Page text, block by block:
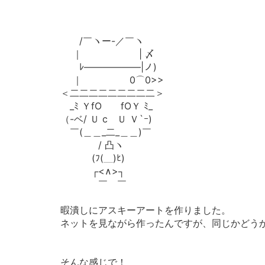
/￣ヽー-／￣ヽ
｜ | 〆
ﾚ――――――|ノ)
｜ 0⌒0>>
＜二二二二二二二二二＞
_ﾐ ＹfO fOＹ ﾐ_
（-ベ/ Ｕ c Ｕ Ｖ`ｰ)
￣(＿＿_二_＿＿)￣
/ 凸ヽ
(ﾌ(＿)ﾋ)
┌<∧>┐
￣ ￣
暇潰しにアスキーアートを作りました。
ネットを見ながら作ったんですが、同じかどう
そんな感じで！